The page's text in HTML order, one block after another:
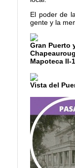
El poder de
gente y la
Gran Puerto
Mapoteca II-
Vista del